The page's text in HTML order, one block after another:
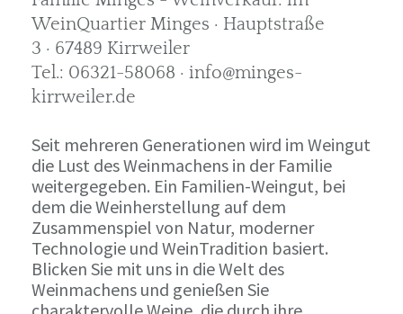
WeinQuartier Minges · Hauptstraße
3 · 67489 Kirrweiler
Tel.: 06321-58068 · info@minges-
kirrweiler.de
Seit mehreren Generationen wird im Weingut
die Lust des Weinmachens in der Familie
weitergegeben. Ein Familien-Weingut, bei
dem die Weinherstellung auf dem
Zusammenspiel von Natur, moderner
Technologie und WeinTradition basiert.
Blicken Sie mit uns in die Welt des
Weinmachens und genießen Sie